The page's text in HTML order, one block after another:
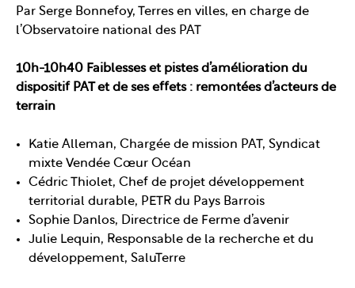
Par Serge Bonnefoy, Terres en villes, en charge de
l’Observatoire national des PAT
10h-10h40 Faiblesses et pistes d’amélioration du
dispositif PAT et de ses effets : remontées d’acteurs de
terrain
Katie Alleman, Chargée de mission PAT, Syndicat
mixte Vendée Cœur Océan
Cédric Thiolet, Chef de projet développement
territorial durable, PETR du Pays Barrois
Sophie Danlos, Directrice de Ferme d’avenir
Julie Lequin, Responsable de la recherche et du
développement, SaluTerre